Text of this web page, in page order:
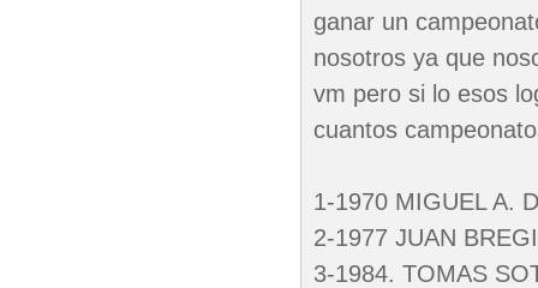
ganar un
nosotros ya que
vm pero si lo esos
cuantos
1-1970 MIGUEL A.
2-1977 JUAN
3-1984. TOMAS